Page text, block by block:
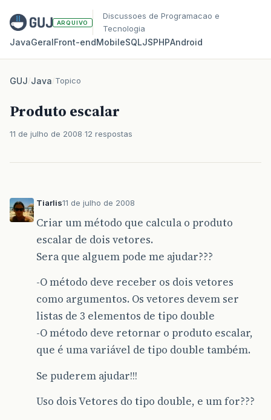
ARQUIVO
Discussoes de Programacao e
Tecnologia
JavaGeralFront‑endMobileSQLJSPHPAndroid
GUJ/Java/Topico
Produto escalar
11 de julho de 2008 12 respostas
Tiarlis11 de julho de 2008
Criar um método que calcula o produto
escalar de dois vetores.
Sera que alguem pode me ajudar???
-O método deve receber os dois vetores
como argumentos. Os vetores devem ser
listas de 3 elementos de tipo double
-O método deve retornar o produto escalar,
que é uma variável de tipo double também.
Se puderem ajudar!!!
Uso dois Vetores do tipo double, e um for???